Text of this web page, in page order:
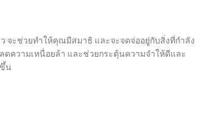
จะช่วยทำให้คุณมีสมาธิ และจะจดจ่ออยู่กับสิ่งที่กำลัง
ความเหนื่อยล้า และช่วยกระตุ้นความจำให้ดีและ
น